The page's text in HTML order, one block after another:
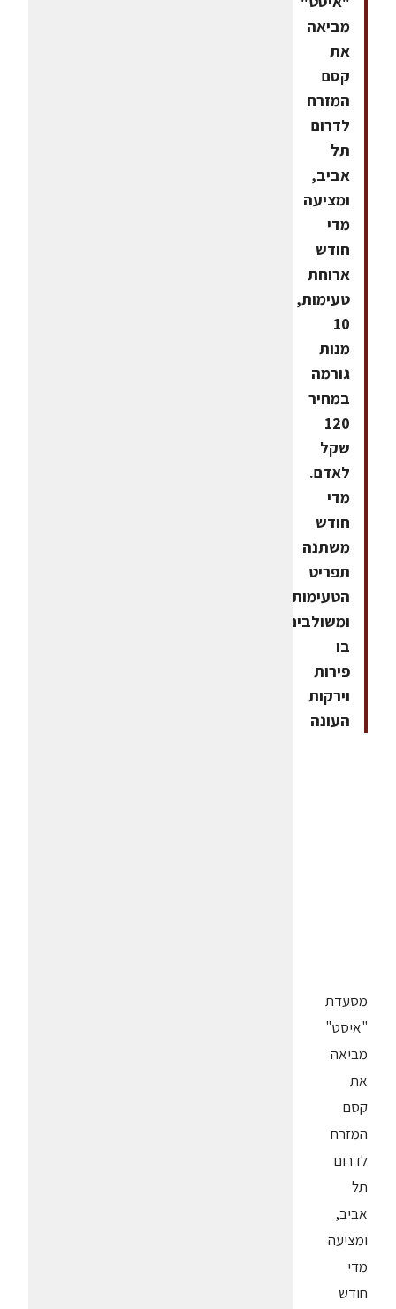
מביאה
את
קסם
המזרח
לדרום
תל
אביב,
ומציעה
מדי
חודש
ארוחת
טעימות,
10
מנות
גורמה
במחיר
120
שקל
לאדם.
מדי
חודש
משתנה
תפריט
הטעימות
ומשולבים
בו
פירות
וירקות
העונה
מסעדת
"איסט"
מביאה
את
קסם
המזרח
לדרום
תל
אביב,
ומציעה
מדי
חודש